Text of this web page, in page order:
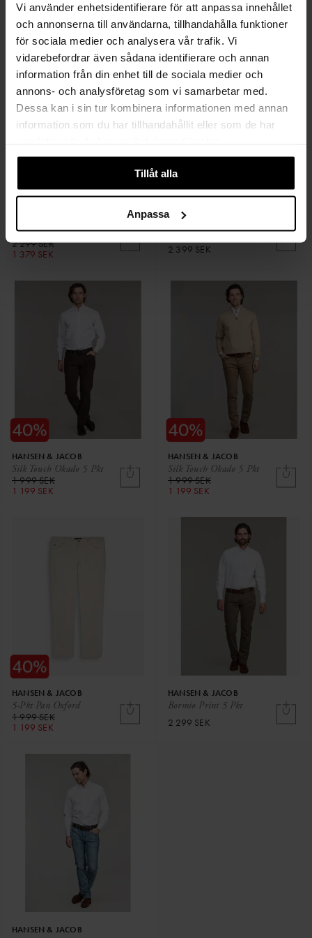
Vi använder enhetsidentifierare för att anpassa innehållet
och annonserna till användarna, tillhandahålla funktioner
för sociala medier och analysera vår trafik. Vi
vidarebefordrar även sådana identifierare och annan
information från din enhet till de sociala medier och
annons- och analysföretag som vi samarbetar med.
Dessa kan i sin tur kombinera informationen med annan
information som du har tillhandahållit eller som de har
Tillåt alla
Anpassa
2 299 SEK
1 379 SEK
2 299 SEK
1 379 SEK
5-Pkt Fiji Print
2 299 SEK
1 379 SEK
Cut n Sew Cord 5 Pkt
HANSEN & JACOB
2 399 SEK
Silk Touch Okado 5 Pkt
HANSEN & JACOB
1 999 SEK
1 199 SEK
Silk Touch Okado 5 Pkt
HANSEN & JACOB
1 999 SEK
1 199 SEK
5-Pkt Pan Oxford
HANSEN & JACOB
1 999 SEK
1 199 SEK
Bormio Print 5 Pkt
HANSEN & JACOB
2 299 SEK
HANSEN & JACOB